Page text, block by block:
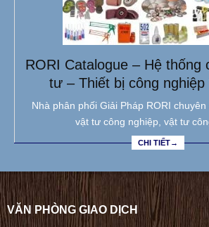
RORI Catalogue – Hệ thống
tư – Thiết bị công nghiệp
Nhà phân phối Giải Pháp RORI
vật tư công nghiệp, vật tư
CHI TIẾT→
VĂN PHÒNG GIAO DỊCH